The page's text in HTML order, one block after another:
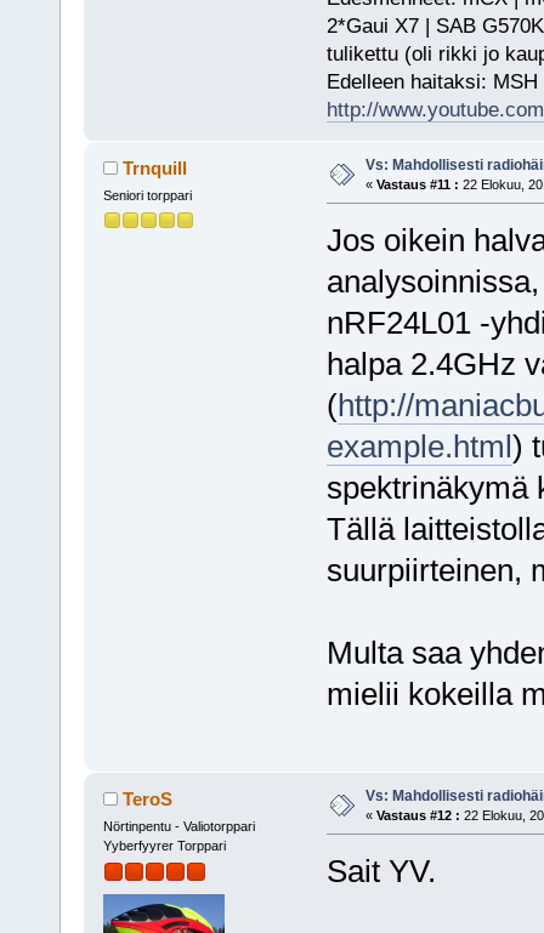
2*Gaui X7 | SAB
tulikettu (oli rikki jo
Edelleen haitaksi:
http://
Trnquill
Seniori torppari
Vs: Mahdollisesti
« Vastaus #11 : 22 Elokuu,
Jos oikein
nRF24L01 -
halpa 2.4GHz
(http://
example.html)
spektrinäkymä
Tällä
suurpiirteinen,
Multa saa
mielii kokeilla
TeroS
Nörtinpentu - Valiotorppari
Yyberfyyrer Torppari
Vs: Mahdollisesti
« Vastaus #12 : 22 Elokuu,
Sait YV.